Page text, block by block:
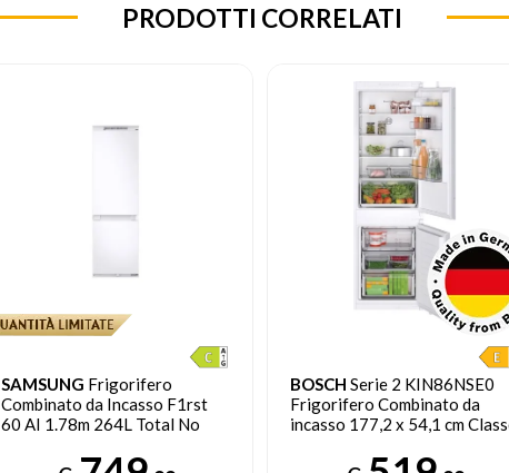
PRODOTTI CORRELATI
SAMSUNG Frigorifero
Combinato da Incasso F1rst
60 AI 1.78m 264L Total No
BOSCH Serie 2 KIN86NSE0
Frigorifero Combinato da
incasso 177,2 x 54,1 cm